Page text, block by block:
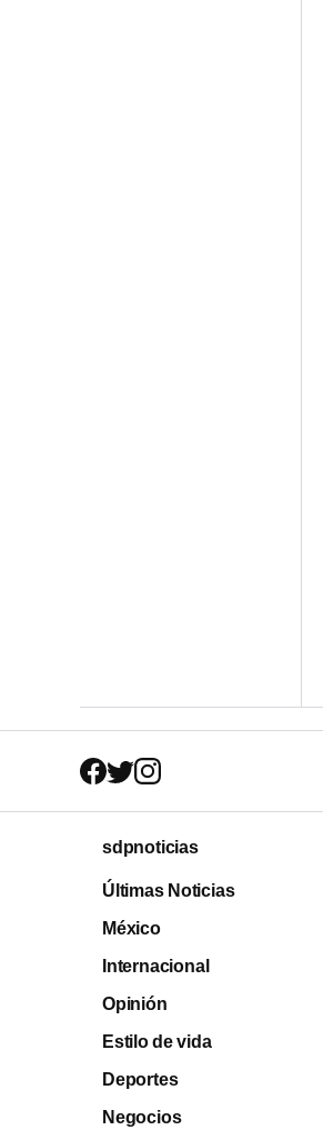
sdpnoticias
Últimas Noticias
México
Internacional
Opinión
Estilo de vida
Deportes
Negocios